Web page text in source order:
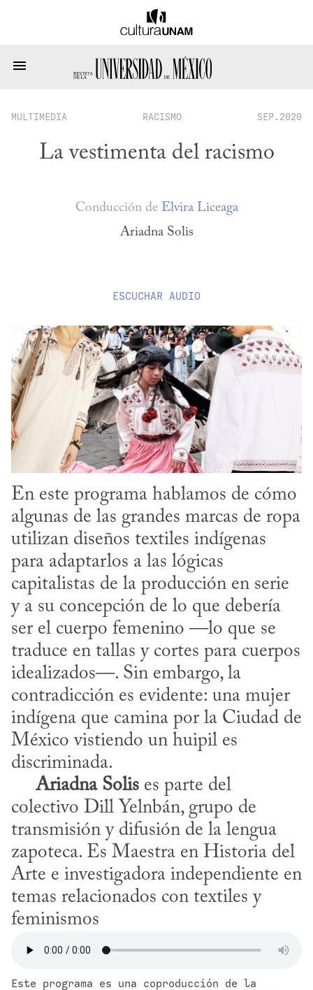
MULTIMEDIA RACISMO SEP.2020
La vestimenta del racismo
Conducción de Elvira Liceaga
Ariadna Solis
ESCUCHAR AUDIO
En este programa hablamos de cómo
algunas de las grandes marcas de ropa
utilizan diseños textiles indígenas
para adaptarlos a las lógicas
capitalistas de la producción en serie
y a su concepción de lo que debería
ser el cuerpo femenino —lo que se
traduce en tallas y cortes para cuerpos
idealizados—. Sin embargo, la
contradicción es evidente: una mujer
indígena que camina por la Ciudad de
México vistiendo un huipil es
discriminada.
Ariadna Solis es parte del
colectivo Dill Yelnbán, grupo de
transmisión y difusión de la lengua
zapoteca. Es Maestra en Historia del
Arte e investigadora independiente en
temas relacionados con textiles y
feminismos